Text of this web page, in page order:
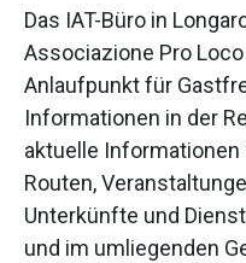
Das IAT-Büro in
Associazione Pro
Anlaufpunkt für
Informationen in der
aktuelle
Routen,
Unterkünfte und
und im umliegenden